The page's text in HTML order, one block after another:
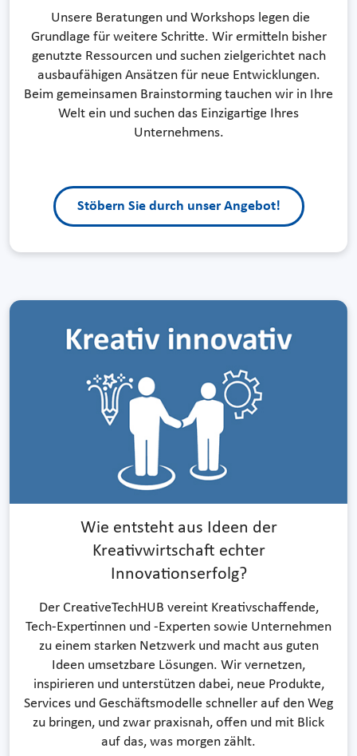
Unsere Beratungen und Workshops legen die
Grundlage für weitere Schritte. Wir ermitteln bisher
genutzte Ressourcen und suchen zielgerichtet nach
ausbaufähigen Ansätzen für neue Entwicklungen.
Beim gemeinsamen Brainstorming tauchen wir in Ihre
Welt ein und suchen das Einzigartige Ihres
Unternehmens.
Stöbern Sie durch unser Angebot!
Wie entsteht aus Ideen der
Kreativwirtschaft echter
Innovationserfolg?
Der CreativeTechHUB vereint Kreativschaffende,
Tech-Expertinnen und -Experten sowie Unternehmen
zu einem starken Netzwerk und macht aus guten
Ideen umsetzbare Lösungen. Wir vernetzen,
inspirieren und unterstützen dabei, neue Produkte,
Services und Geschäftsmodelle schneller auf den Weg
zu bringen, und zwar praxisnah, offen und mit Blick
auf das, was morgen zählt.